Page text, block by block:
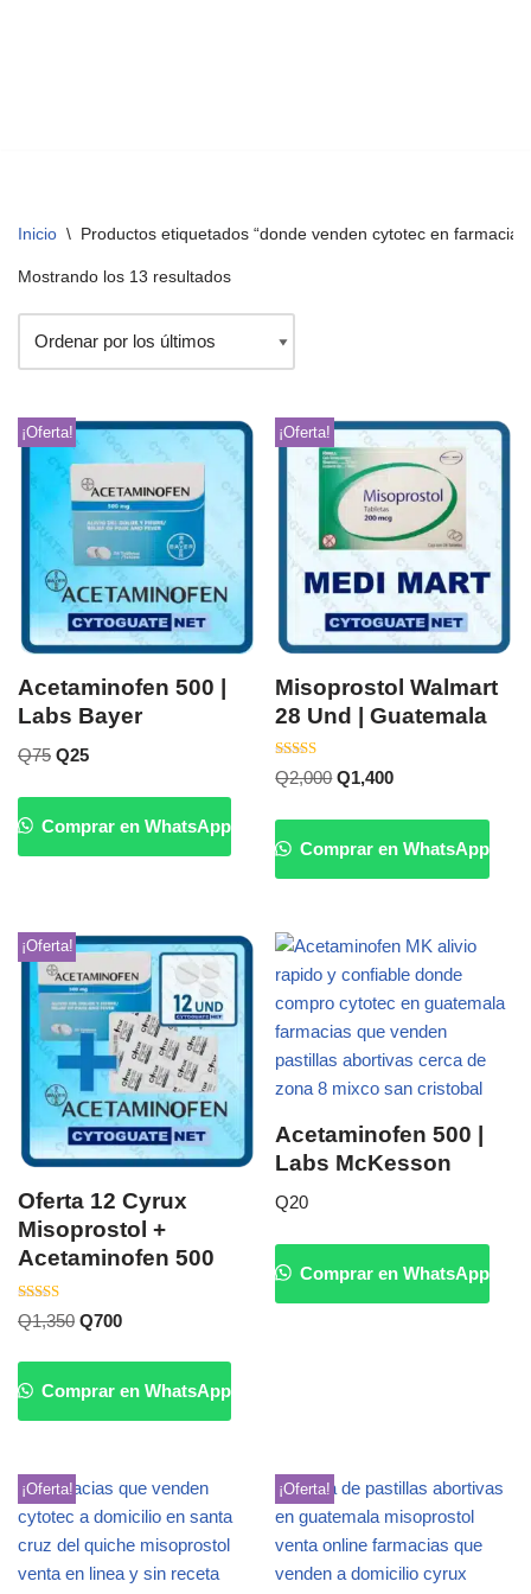
Inicio \ Productos etiquetados “donde venden cytotec en farmacias
Mostrando los 13 resultados
¡Oferta!
Acetaminofen 500 |
Labs Bayer
Q75 Q25
Comprar en WhatsApp
¡Oferta!
Misoprostol Walmart
28 Und | Guatemala
Valorado
con
Q2,000 Q1,400
Comprar en WhatsApp
¡Oferta!
Oferta 12 Cyrux
Misoprostol +
Acetaminofen 500
Valorado
con
Q1,350 Q700
Comprar en WhatsApp
Acetaminofen 500 |
Labs McKesson
Q20
Comprar en WhatsApp
¡Oferta! ¡Oferta!